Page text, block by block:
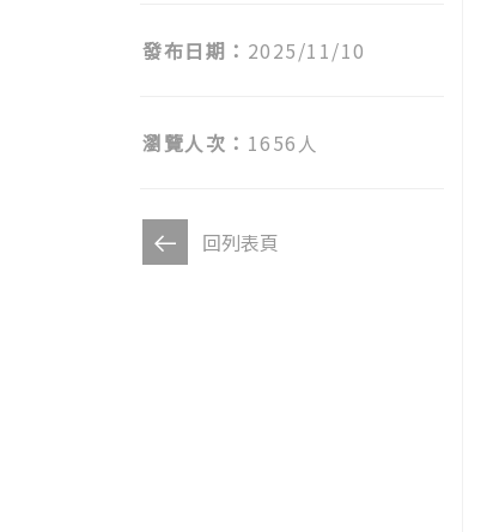
發布日期： 2025/11/10
瀏覽人次： 1656人
回列表頁